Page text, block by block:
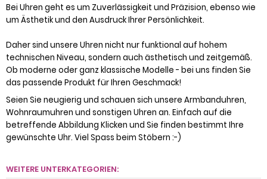
Bei Uhren geht es um Zuverlässigkeit und Präzision, ebenso wie
um Ästhetik und den Ausdruck Ihrer Persönlichkeit.
Daher sind unsere Uhren nicht nur funktional auf hohem
technischen Niveau, sondern auch ästhetisch und zeitgemäß.
Ob moderne oder ganz klassische Modelle - bei uns finden Sie
das passende Produkt für Ihren Geschmack!
Seien Sie neugierig und schauen sich unsere Armbanduhren,
Wohnraumuhren und sonstigen Uhren an. Einfach auf die
betreffende Abbildung Klicken und Sie finden bestimmt Ihre
gewünschte Uhr. Viel Spass beim Stöbern :-)
WEITERE UNTERKATEGORIEN: